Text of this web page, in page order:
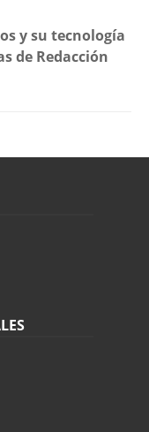
y su tecnología
de Redacción